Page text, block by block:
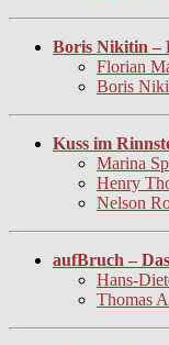
Boris Nikitin –
Florian
Boris
Kuss im
Marina
Henry
Nelson
aufBruch –
Hans-
Thomas